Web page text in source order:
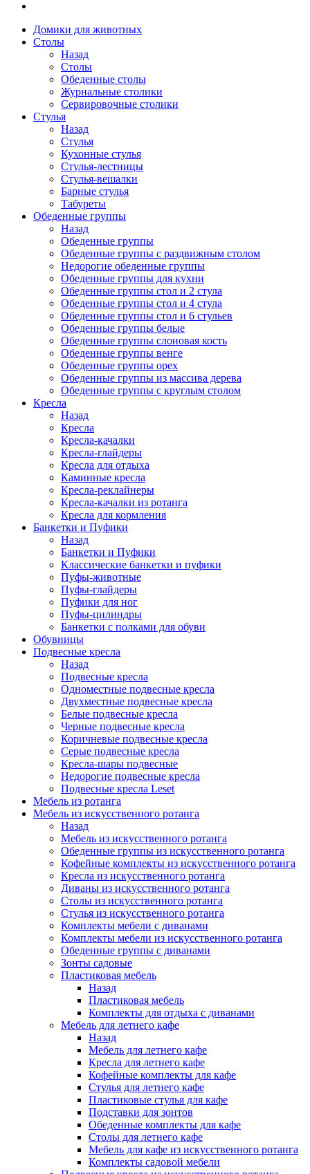
Домики для животных
Столы
Назад
Столы
Обеденные столы
Журнальные столики
Сервировочные столики
Стулья
Назад
Стулья
Кухонные стулья
Стулья-лестницы
Стулья-вешалки
Барные стулья
Табуреты
Обеденные группы
Назад
Обеденные группы
Обеденные группы с раздвижным столом
Недорогие обеденные группы
Обеденные группы для кухни
Обеденные группы стол и 2 стула
Обеденные группы стол и 4 стула
Обеденные группы стол и 6 стульев
Обеденные группы белые
Обеденные группы слоновая кость
Обеденные группы венге
Обеденные группы орех
Обеденные группы из массива дерева
Обеденные группы с круглым столом
Кресла
Назад
Кресла
Кресла-качалки
Кресла-глайдеры
Кресла для отдыха
Каминные кресла
Кресла-реклайнеры
Кресла-качалки из ротанга
Кресла для кормления
Банкетки и Пуфики
Назад
Банкетки и Пуфики
Классические банкетки и пуфики
Пуфы-животные
Пуфы-глайдеры
Пуфики для ног
Пуфы-цилиндры
Банкетки с полками для обуви
Обувницы
Подвесные кресла
Назад
Подвесные кресла
Одноместные подвесные кресла
Двухместные подвесные кресла
Белые подвесные кресла
Черные подвесные кресла
Коричневые подвесные кресла
Серые подвесные кресла
Кресла-шары подвесные
Недорогие подвесные кресла
Подвесные кресла Leset
Мебель из ротанга
Мебель из искусственного ротанга
Назад
Мебель из искусственного ротанга
Обеденные группы из искусственного ротанга
Кофейные комплекты из искусственного ротанга
Кресла из искусственного ротанга
Диваны из искусственного ротанга
Столы из искусственного ротанга
Стулья из искусственного ротанга
Комплекты мебели с диванами
Комплекты мебели из искусственного ротанга
Обеденные группы с диванами
Зонты садовые
Пластиковая мебель
Назад
Пластиковая мебель
Комплекты для отдыха с диванами
Мебель для летнего кафе
Назад
Мебель для летнего кафе
Кресла для летнего кафе
Кофейные комплекты для кафе
Стулья для летнего кафе
Пластиковые стулья для кафе
Подставки для зонтов
Обеденные комплекты для кафе
Столы для летнего кафе
Мебель для кафе из искусственного ротанга
Комплекты садовой мебели